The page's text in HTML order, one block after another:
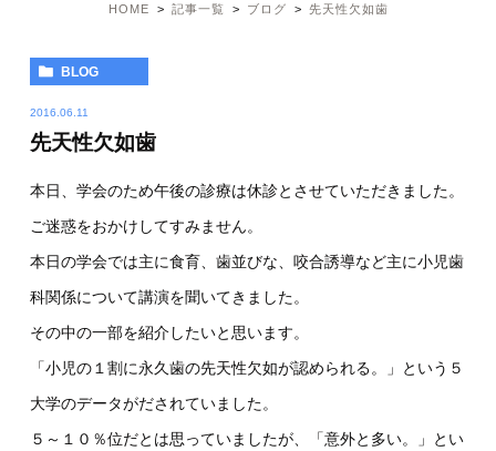
HOME 記事一覧 ブログ 先天性欠如歯
BLOG
2016.06.11
先天性欠如歯
本日、学会のため午後の診療は休診とさせていただきました。
ご迷惑をおかけしてすみません。
本日の学会では主に食育、歯並びな、咬合誘導など主に小児歯
科関係について講演を聞いてきました。
その中の一部を紹介したいと思います。
「小児の１割に永久歯の先天性欠如が認められる。」という５
大学のデータがだされていました。
５～１０％位だとは思っていましたが、「意外と多い。」とい